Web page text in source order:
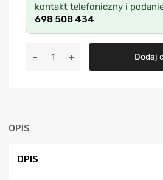
kontakt telefoniczny i
698 508 434
Dodaj
OPIS
OPIS